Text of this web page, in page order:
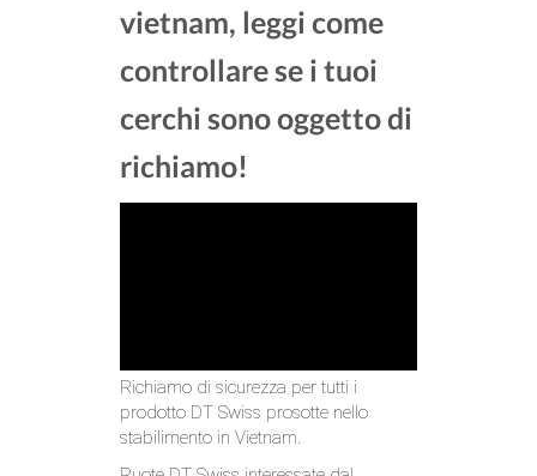
vietnam, leggi come
controllare se i tuoi
cerchi sono oggetto di
richiamo!
Richiamo di sicurezza per tutti i
prodotto DT Swiss prosotte nello
stabilimento in Vietnam.